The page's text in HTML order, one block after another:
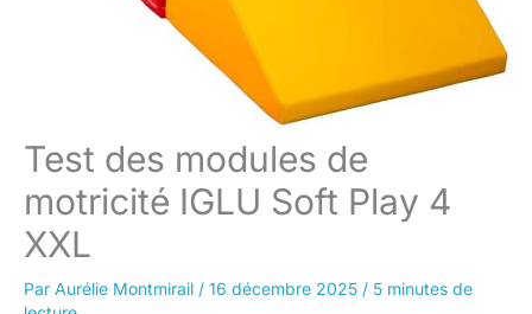
Test des modules de
motricité IGLU Soft Play 4
XXL
Par Aurélie Montmirail / 16 décembre 2025 / 5 minutes de